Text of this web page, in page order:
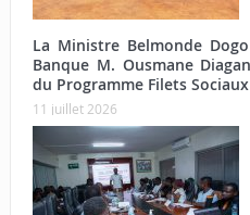
La Ministre Belmonde
Banque M. Ousmane
du Programme Filets
11 juillet 2026